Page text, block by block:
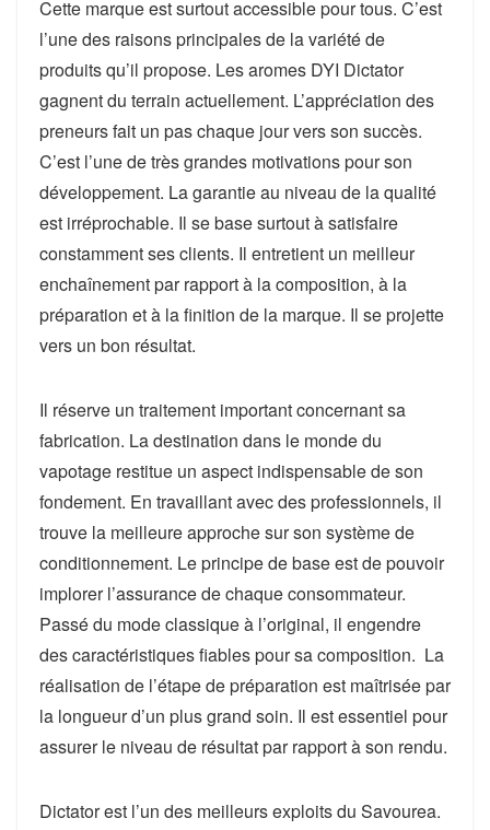
Cette marque est surtout accessible pour tous. C’est
l’une des raisons principales de la variété de
produits qu’il propose. Les aromes DYI Dictator
gagnent du terrain actuellement. L’appréciation des
preneurs fait un pas chaque jour vers son succès.
C’est l’une de très grandes motivations pour son
développement. La garantie au niveau de la qualité
est irréprochable. Il se base surtout à satisfaire
constamment ses clients. Il entretient un meilleur
enchaînement par rapport à la composition, à la
préparation et à la finition de la marque. Il se projette
vers un bon résultat.
Il réserve un traitement important concernant sa
fabrication. La destination dans le monde du
vapotage restitue un aspect indispensable de son
fondement. En travaillant avec des professionnels, il
trouve la meilleure approche sur son système de
conditionnement. Le principe de base est de pouvoir
implorer l’assurance de chaque consommateur.
Passé du mode classique à l’original, il engendre
des caractéristiques fiables pour sa composition. La
réalisation de l’étape de préparation est maîtrisée par
la longueur d’un plus grand soin. Il est essentiel pour
assurer le niveau de résultat par rapport à son rendu.
Dictator est l’un des meilleurs exploits du Savourea.